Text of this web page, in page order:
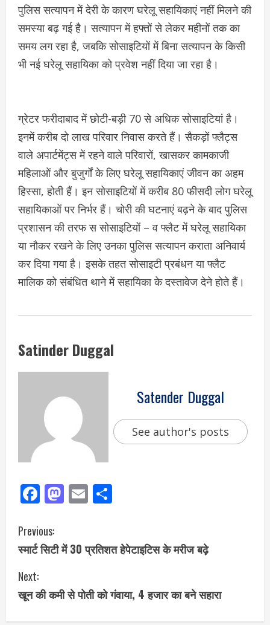
पुलिस सत्यापन में देरी के कारण घरेलू सहायिकाएं नहीं मिलने की
समस्या बढ़ गई है। सत्यापन में हफ्तों से लेकर महीनों तक का
समय लग रहा है, जबकि सोसाइटियों में बिना सत्यापन के किसी
भी नई घरेलू सहायिका को प्रवेश नहीं दिया जा रहा है।
ग्रेटर फरीदाबाद में छोटी-बड़ी 70 से अधिक सोसाइटियां है।
इनमें करीब दो लाख परिवार निवास करते हैं। सैकड़ों फ्लैट्स
वाले अपार्टमेंट्स में रहने वाले परिवारों, खासकर कामकाजी
महिलाओं और बुजुर्गों के लिए घरेलू सहायिकाएं जीवन का अहम
हिस्सा, होती हैं। इन सोसाइटियों में करीब 80 फीसदी लोग घरेलू
सहायिकाओं पर निर्भर हैं। चोरी की घटनाएं बढ़ने के बाद पुलिस
प्रशासन की तरफ स सोसाइटियों – व फ्लैट में घरेलू सहायिका
या नौकर रखने के लिए उनका पुलिस सत्यापन कराता अनिवार्य
कर दिया गया है। इसके तहत सोसाइटी प्रबंधन या फ्लैट
मालिक को संबंधित थाने में सहायिका के दस्तावेज देने होते हैं।
Satinder Duggal
Satender Duggal
See author's posts
Facebook
Mastodon
Email
Previous:
स्मार्ट सिटी में 30 प्रतिशत हेपेटाइटिस के मरीज बढ़े
Next:
खून की कमी से पोती को गंवाया, 4 हजार का बने सहारा